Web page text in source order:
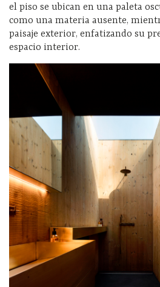
el piso se ubican en una paleta
como una materia ausente,
paisaje exterior, enfatizando su
espacio interior.